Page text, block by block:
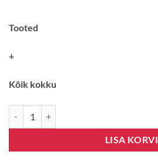
Tooted
+
Kõik kokku
LISA KORVI